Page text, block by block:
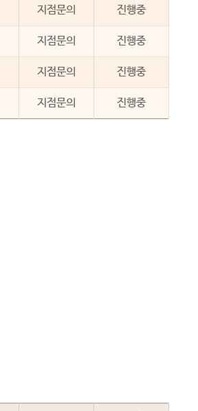
지점문의 진행중
지점문의 진행중
지점문의 진행중
지점문의 진행중